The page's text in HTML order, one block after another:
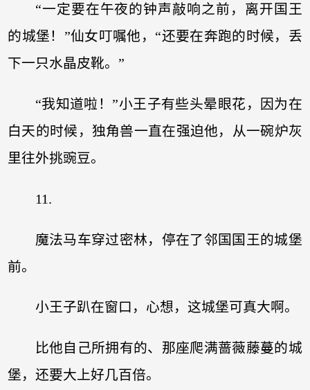
“一定要在午夜的钟声敲响之前，离开国王
的城堡！”仙女叮嘱他，“还要在奔跑的时候，丢
下一只水晶皮靴。”
“我知道啦！”小王子有些头晕眼花，因为在
白天的时候，独角兽一直在强迫他，从一碗炉灰
里往外挑豌豆。
11.
魔法马车穿过密林，停在了邻国国王的城堡
前。
小王子趴在窗口，心想，这城堡可真大啊。
比他自己所拥有的、那座爬满蔷薇藤蔓的城
堡，还要大上好几百倍。